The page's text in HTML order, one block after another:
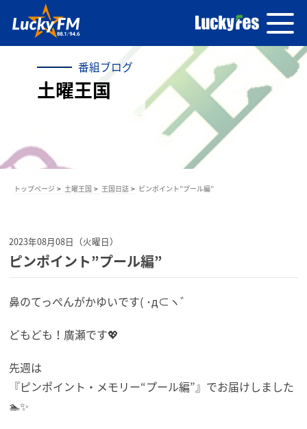
番組ブログ
土曜王国
トップページ 土曜王国 王国日誌 ピンポイント”プール編”
2023年08月08日（火曜日）
ピンポイント”プール編”
鼻のてっぺんがかゆいです( ･д⊂ヽ゛
どもども！廣瀬です💖
先週は
『ピンポイント・メモリー“プール編”』でお届けしました
🏊️✨